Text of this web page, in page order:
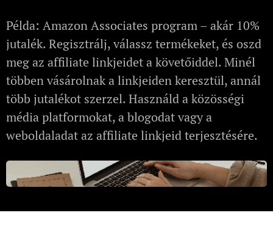
Példa: Amazon Associates program – akár 10%
jutalék. Regisztrálj, válassz termékeket, és oszd
meg az affiliate linkjeidet a követőiddel. Minél
többen vásárolnak a linkjeiden keresztül, annál
több jutalékot szerzel. Használd a közösségi
média platformokat, a blogodat vagy a
weboldaladat az affiliate linkjeid terjesztésére.